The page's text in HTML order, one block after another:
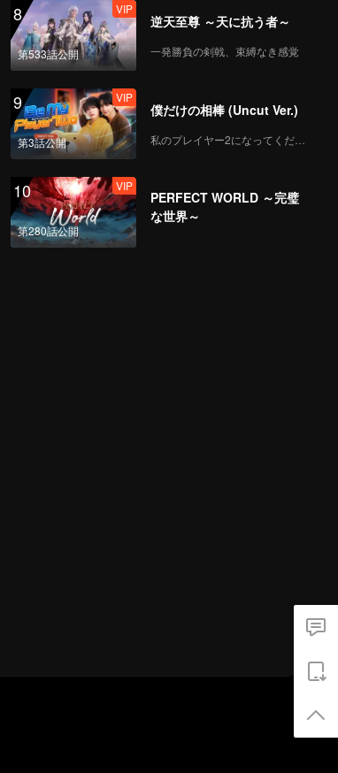
8
第533話公開
VIP
逆天至尊 ～天に抗う者～
一発勝負の剣戟、束縛なき感覚
9
第3話公開
VIP
僕だけの相棒 (Uncut Ver.)
私のプレイヤー2になってください
10
第280話公開
VIP
PERFECT WORLD ～完璧
な世界～